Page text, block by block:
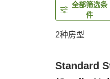
全部筛选条
件
2种房型
Standard